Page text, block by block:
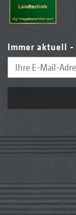
Immer aktuell -